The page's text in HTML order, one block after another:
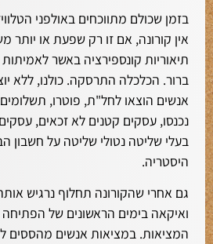
בזמן שכולם מתווכחים באולפני
אין קורונה, אם זו רק שפעת או
תיאוריות קונספירציה באשר
ברור. הכלכלה התרסקה. כולנו, ללא
אנשים הוצאו לחל"ת, פוטרו,
נכנסו, עסקים קטנים לא זכאים,
בעלי שליטה נטולי שליטה על חשבון
היסטריה.
גם אחרי שהקורונה תחלוף נרגיש
ואיקאה בימים הראשונים של
המציאות. במציאות אנשים מהססים